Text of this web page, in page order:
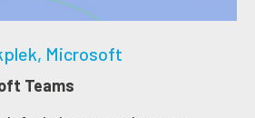
Microsoft
Teams